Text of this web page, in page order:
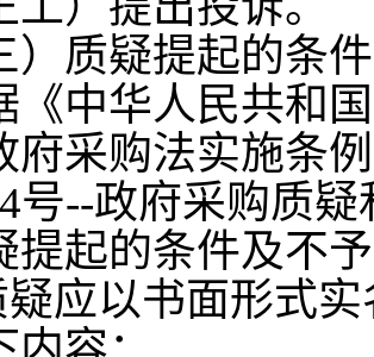
）质疑提起的条
《中华人民共和
府采购法实施条
号--政府采购质
提起的条件及不
疑应以书面形式